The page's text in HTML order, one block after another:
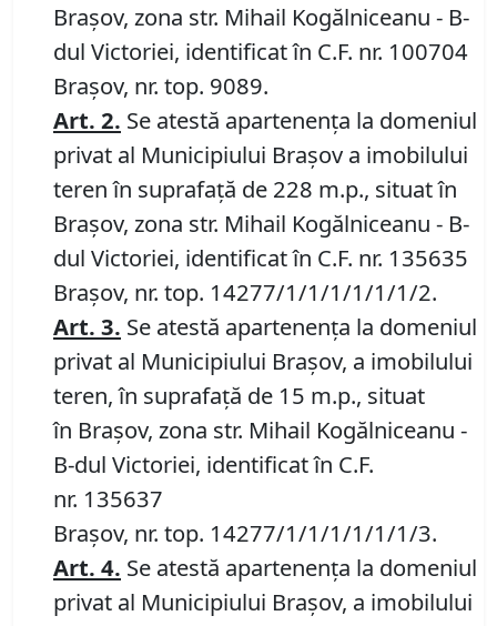
Brașov, zona str. Mihail Kogălniceanu - B-
dul Victoriei, identificat în C.F. nr. 100704
Brașov, nr. top. 9089.
Art. 2. Se atestă apartenența la domeniul
privat al Municipiului Brașov a imobilului
teren în suprafață de 228 m.p., situat în
Brașov, zona str. Mihail Kogălniceanu - B-
dul Victoriei, identificat în C.F. nr. 135635
Brașov, nr. top. 14277/1/1/1/1/1/1/2.
Art. 3. Se atestă apartenența la domeniul
privat al Municipiului Brașov, a imobilului
teren, în suprafață de 15 m.p., situat
în Brașov, zona str. Mihail Kogălniceanu -
B-dul Victoriei, identificat în C.F.
nr. 135637
Brașov, nr. top. 14277/1/1/1/1/1/1/3.
Art. 4. Se atestă apartenența la domeniul
privat al Municipiului Brașov, a imobilului